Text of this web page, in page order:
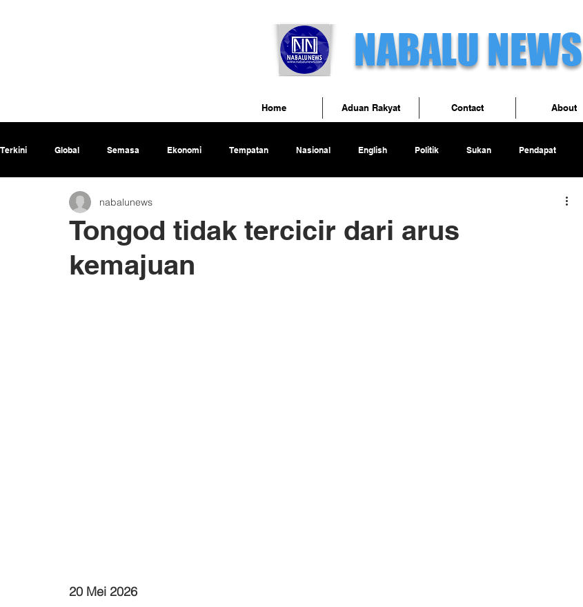
NABALU NEWS
Terkini Global Semasa Ekonomi Tempatan Nasional English Politik Sukan Pendapat
Tongod tidak tercicir dari arus
kemajuan
nabalunews
20 Mei 2026
Home Aduan Rakyat Contact About